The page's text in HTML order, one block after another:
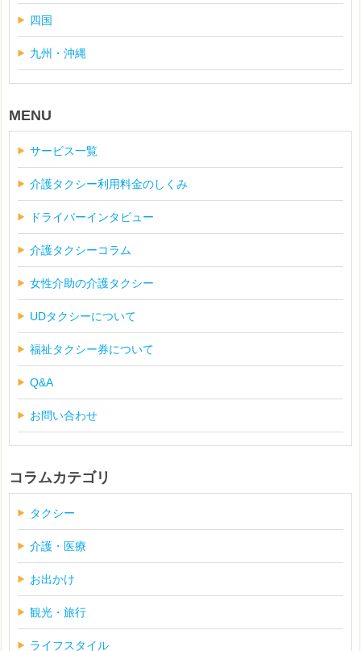
四国
九州・沖縄
MENU
サービス一覧
介護タクシー利用料金のしくみ
ドライバーインタビュー
介護タクシーコラム
女性介助の介護タクシー
UDタクシーについて
福祉タクシー券について
Q&A
お問い合わせ
コラムカテゴリ
タクシー
介護・医療
お出かけ
観光・旅行
ライフスタイル